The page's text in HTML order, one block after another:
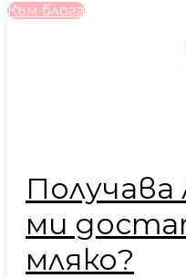
Към блога
ми
мляко?